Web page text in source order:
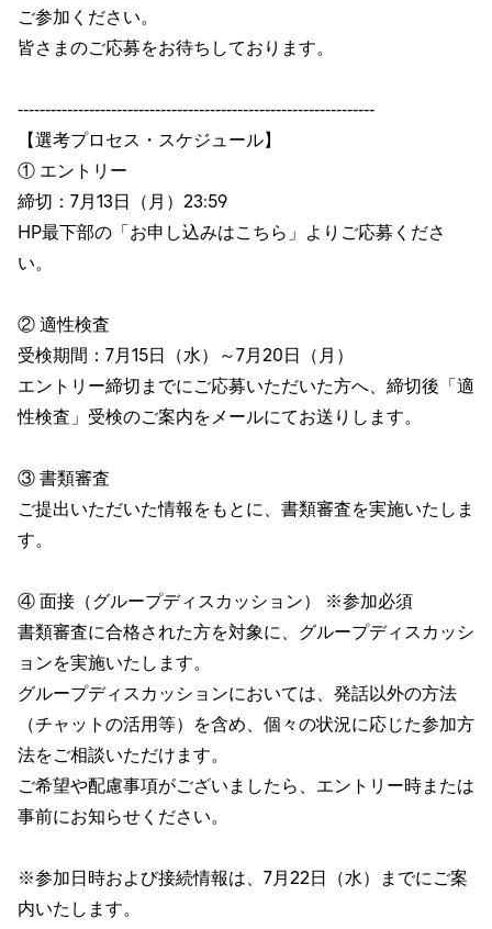
ご参加ください。
皆さまのご応募をお待ちしております。
‐‐‐‐‐‐‐‐‐‐‐‐‐‐‐‐‐‐‐‐‐‐‐‐‐‐‐‐‐‐‐‐‐‐‐‐‐‐‐‐‐‐‐‐‐‐‐‐‐‐‐‐‐‐‐‐‐‐‐‐‐‐‐‐‐
【選考プロセス・スケジュール】
① エントリー
締切：7月13日（月）23:59
HP最下部の「お申し込みはこちら」よりご応募くださ
い。
② 適性検査
受検期間：7月15日（水）～7月20日（月）
エントリー締切までにご応募いただいた方へ、締切後「適
性検査」受検のご案内をメールにてお送りします。
③ 書類審査
ご提出いただいた情報をもとに、書類審査を実施いたしま
す。
④ 面接（グループディスカッション） ※参加必須
書類審査に合格された方を対象に、グループディスカッシ
ョンを実施いたします。
グループディスカッションにおいては、発話以外の方法
（チャットの活用等）を含め、個々の状況に応じた参加方
法をご相談いただけます。
ご希望や配慮事項がございましたら、エントリー時または
事前にお知らせください。
※参加日時および接続情報は、7月22日（水）までにご案
内いたします。